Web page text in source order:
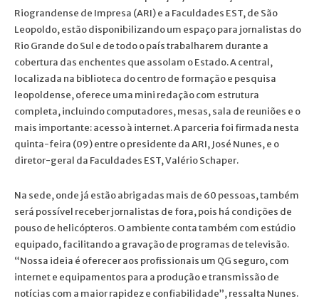
Riograndense de Impresa (ARI) e a Faculdades EST, de São
Leopoldo, estão disponibilizando um espaço para jornalistas do
Rio Grande do Sul e de todo o país trabalharem durante a
cobertura das enchentes que assolam o Estado. A central,
localizada na biblioteca do centro de formação e pesquisa
leopoldense, oferece uma mini redação com estrutura
completa, incluindo computadores, mesas, sala de reuniões e o
mais importante: acesso à internet. A parceria foi firmada nesta
quinta-feira (09) entre o presidente da ARI, José Nunes, e o
diretor-geral da Faculdades EST, Valério Schaper.
Na sede, onde já estão abrigadas mais de 60 pessoas, também
será possível receber jornalistas de fora, pois há condições de
pouso de helicópteros. O ambiente conta também com estúdio
equipado, facilitando a gravação de programas de televisão.
“Nossa ideia é oferecer aos profissionais um QG seguro, com
internet e equipamentos para a produção e transmissão de
notícias com a maior rapidez e confiabilidade”, ressalta Nunes.